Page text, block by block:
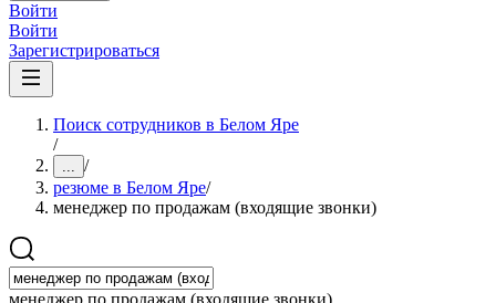
Войти
Войти
Зарегистрироваться
Поиск сотрудников в Белом Яре
/
... /
резюме в Белом Яре/
менеджер по продажам (входящие звонки)
менеджер по продажам (входящие звонки)